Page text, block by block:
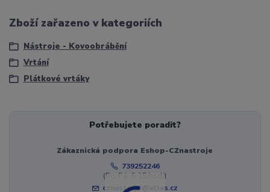
Zboží zařazeno v kategoriích
Nástroje - Kovoobrábění
Vrtání
Plátkové vrtáky
Potřebujete poradit?
Zákaznická podpora Eshop-CZnastroje
739252246
(Po-Pá, 8-15 hod.)
cznastroje@atlas.cz